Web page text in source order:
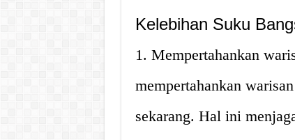
Kelebihan Suku
1. Mempertahankan
mempertahankan
sekarang. Hal ini